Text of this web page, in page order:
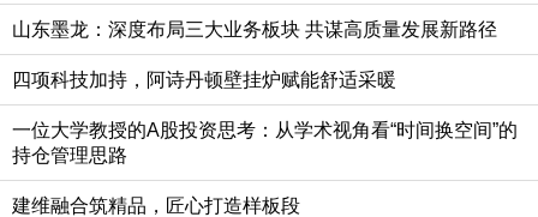
山东墨龙：深度布局三大业务板块 共谋高质量发展新路径
四项科技加持，阿诗丹顿壁挂炉赋能舒适采暖
一位大学教授的A股投资思考：从学术视角看“时间换空间”的
持仓管理思路
建维融合筑精品，匠心打造样板段